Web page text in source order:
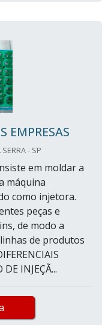
EMPRESAS
- SP
em moldar a
máquina
como injetora.
peças e
de modo a
de produtos
INJEÇÃ...